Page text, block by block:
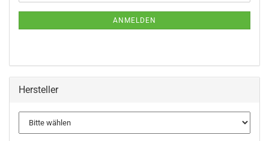
ANMELDEN
Hersteller